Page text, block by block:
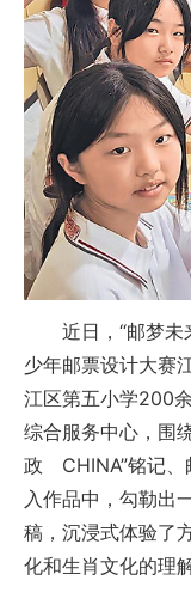
近日，“邮梦未
少年邮票设计大赛
江区第五小学200
综合服务中心，围
政 CHINA”铭记、
入作品中，勾勒出
稿，沉浸式体验了
化和生肖文化的理解